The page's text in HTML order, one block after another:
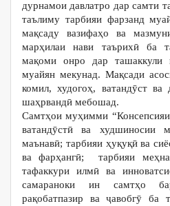
дурнамои давлатро дар самти
таълиму тарбияи фарзанд
мақсаду вазифаҳо ва
марҳилаи нави таърихӣ ба
мақоми онро дар ташаккули
муайян мекунад. Мақсади
комил, худогоҳ, ватандӯст ва
шаҳрвандӣ мебошад.
Самтҳои муҳимми
ватандӯстӣ ва худшиносии
маънавӣ; тарбияи ҳуқуқӣ ва
ва фарҳангӣ; тарбияи
тафаккури илмӣ ва
самараноки ин самтҳо
рақобатпазир ва ҷавобгӯ ба